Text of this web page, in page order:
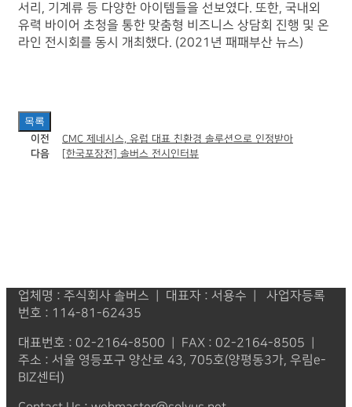
서리, 기계류 등 다양한 아이템들을 선보였다. 또한, 국내외
유력 바이어 초청을 통한 맞춤형 비즈니스 상담회 진행 및 온
라인 전시회를 동시 개최했다. (2021년 패패부산 뉴스)
목록
이전
CMC 제네시스, 유럽 대표 친환경 솔루션으로 인정받아
다음
[한국포장전] 솔버스 전시인터뷰
업체명 : 주식회사 솔버스 | 대표자 : 서용수 | 사업자등록
번호 : 114-81-62435
대표번호 : 02-2164-8500 | FAX : 02-2164-8505 |
주소 : 서울 영등포구 양산로 43, 705호(양평동3가, 우림e-
BIZ센터)